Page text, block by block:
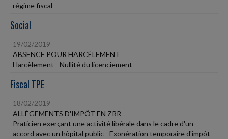
régime fiscal
Social
19/02/2019
ABSENCE POUR HARCÈLEMENT
Harcèlement - Nullité du licenciement
Fiscal TPE
18/02/2019
ALLÈGEMENTS D'IMPÔT EN ZRR
Praticien exerçant une activité libérale dans le cadre d'un
accord avec un hôpital public - Exonération temporaire d'impôt